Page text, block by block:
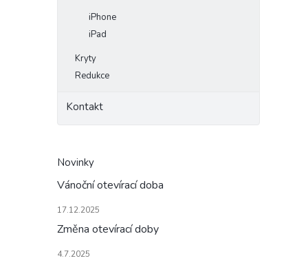
iPhone
iPad
Kryty
Redukce
Kontakt
Novinky
Vánoční otevírací doba
17.12.2025
Změna otevírací doby
4.7.2025